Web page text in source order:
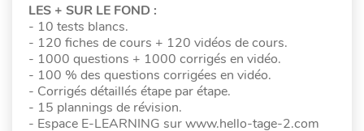
LES + SUR LE FOND :
- 10 tests blancs.
- 120 fiches de cours + 120 vidéos de cours.
- 1000 questions + 1000 corrigés en vidéo.
- 100 % des questions corrigées en vidéo.
- Corrigés détaillés étape par étape.
- 15 plannings de révision.
- Espace E-LEARNING sur www.hello-tage-2.com